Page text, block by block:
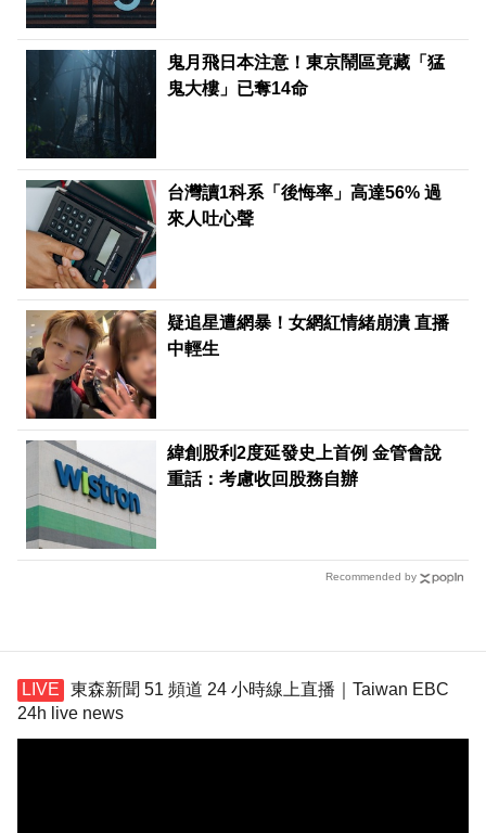
鬼月飛日本注意！東京鬧區竟藏「猛
鬼大樓」已奪14命
台灣讀1科系「後悔率」高達56% 過
來人吐心聲
疑追星遭網暴！女網紅情緒崩潰 直播
中輕生
緯創股利2度延發史上首例 金管會說
重話：考慮收回股務自辦
Recommended by
東森新聞 51 頻道 24 小時線上直播｜Taiwan EBC
24h live news